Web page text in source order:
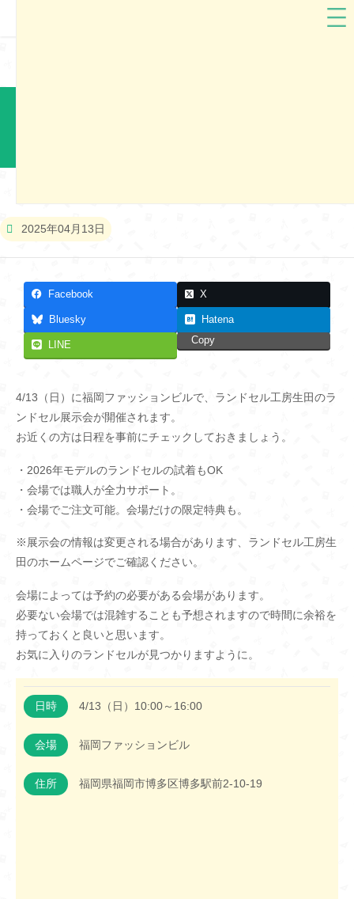
2025年04月13日
Facebook X
Bluesky Hatena
LINE Copy
4/13（日）に福岡ファッションビルで、ランドセル工房生田のラ
ンドセル展示会が開催されます。
お近くの方は日程を事前にチェックしておきましょう。
・2026年モデルのランドセルの試着もOK
・会場では職人が全力サポート。
・会場でご注文可能。会場だけの限定特典も。
※展示会の情報は変更される場合があります、ランドセル工房生
田のホームページでご確認ください。
会場によっては予約の必要がある会場があります。
必要ない会場では混雑することも予想されますので時間に余裕を
持っておくと良いと思います。
お気に入りのランドセルが見つかりますように。
日時 4/13（日）10:00～16:00
会場 福岡ファッションビル
住所 福岡県福岡市博多区博多駅前2-10-19